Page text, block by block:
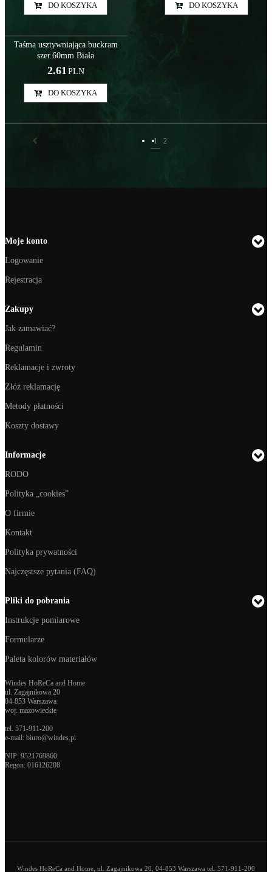
DO KOSZYKA DO KOSZYKA
Taśma usztywniająca buckram
szer.60mm Biała
2.61PLN
DO KOSZYKA
1 2
Moje konto
Logowanie
Rejestracja
Zakupy
Jak zamawiać?
Regulamin
Reklamacje i zwroty
Złóż reklamację
Metody płatności
Koszty dostawy
Informacje
RODO
Polityka „cookies”
O firmie
Kontakt
Polityka prywatności
Najczęstsze pytania (FAQ)
Pliki do pobrania
Instrukcje pomiarowe
Formularze
Paleta kolorów materiałów
Windes HoReCa and Home
ul. Zagajnikowa 20
04-853 Warszawa
woj. mazowieckie
tel. 571-911-200
e-mail: biuro@windes.pl
NIP: 9521769860
Regon: 016126208
Windes HoReCa and Home, ul. Zagajnikowa 20, 04-853 Warszawa tel. 571-911-200